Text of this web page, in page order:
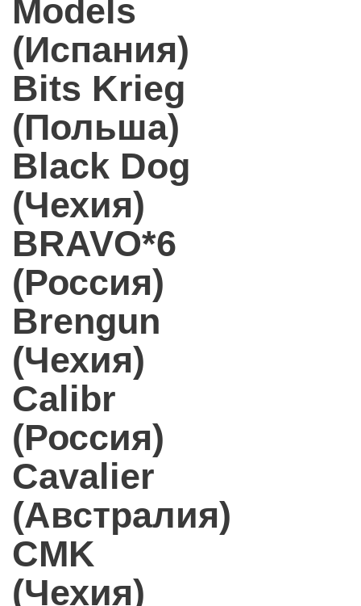
Models
(Испания)
Bits Krieg
(Польша)
Black Dog
(Чехия)
BRAVO*6
(Россия)
Brengun
(Чехия)
Calibr
(Россия)
Cavalier
(Австралия)
CMK
(Чехия)